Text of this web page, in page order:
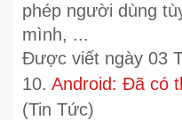
phép người dùng
mình, ...
Được viết ngày 03
10. Android: Đã có
(Tin Tức)